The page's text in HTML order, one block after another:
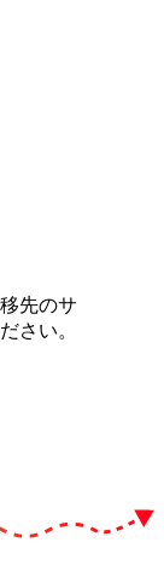
先のサ
さい。